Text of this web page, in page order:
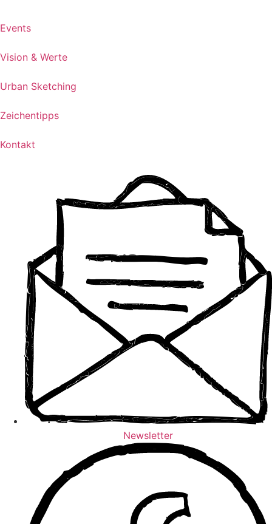
Events
Vision & Werte
Urban Sketching
Zeichentipps ​
Kontakt
Newsletter